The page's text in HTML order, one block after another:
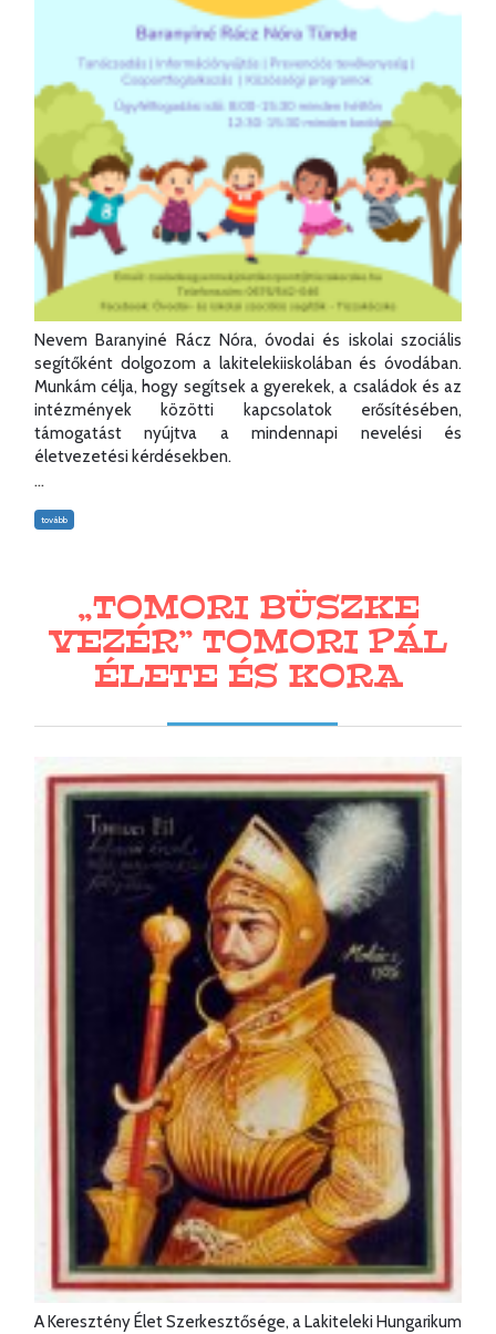
Nevem Baranyiné Rácz Nóra, óvodai és iskolai szociális
segítőként dolgozom a lakitelekiiskolában és óvodában.
Munkám célja, hogy segítsek a gyerekek, a családok és az
intézmények közötti kapcsolatok erősítésében,
támogatást nyújtva a mindennapi nevelési és
életvezetési kérdésekben.
...
tovább
„TOMORI BÜSZKE
VEZÉR” TOMORI PÁL
ÉLETE ÉS KORA
A Keresztény Élet Szerkesztősége, a Lakiteleki Hungarikum